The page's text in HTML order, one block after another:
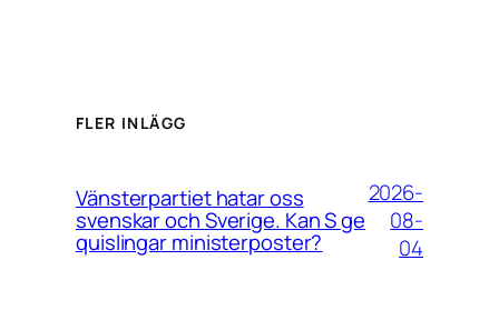
FLER INLÄGG
Vänsterpartiet hatar oss
svenskar och Sverige. Kan S ge
quislingar ministerposter?
2026-
08-
04